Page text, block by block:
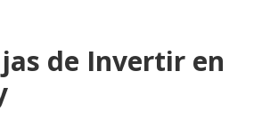
de Invertir en